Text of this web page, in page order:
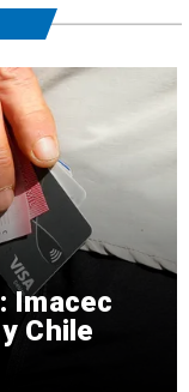
Imacec
Chile